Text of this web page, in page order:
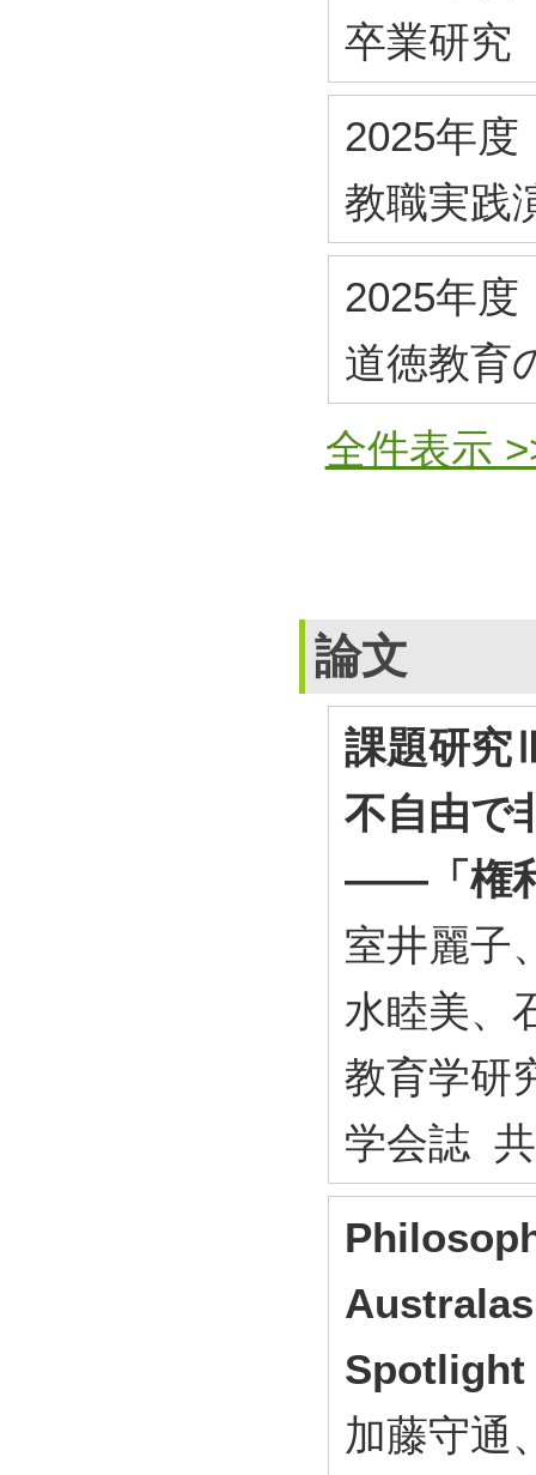
卒業研究
2025年度
教職実践
2025年度
道徳教育
全件表示
論文
課題研究
不自由で
――「権
室井麗子
水睦美、
教育学
学会誌
Spotlight
加藤守通